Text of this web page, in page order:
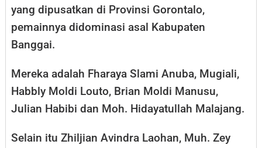
yang dipusatkan di Provinsi Gorontalo,
pemainnya didominasi asal Kabupaten
Banggai.
Mereka adalah Fharaya Slami Anuba, Mugiali,
Habbly Moldi Louto, Brian Moldi Manusu,
Julian Habibi dan Moh. Hidayatullah Malajang.
Selain itu Zhiljian Avindra Laohan, Muh. Zey